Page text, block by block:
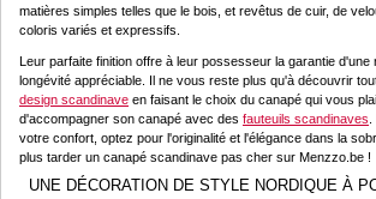
matières simples telles que le bois, et revêtus de cuir, de
coloris variés et expressifs.
Leur parfaite finition offre à leur possesseur la garantie d'une
longévité appréciable. Il ne vous reste plus qu'à découvrir
design scandinave en faisant le choix du canapé qui vous
d'accompagner son canapé avec des fauteuils scandinaves
votre confort, optez pour l'originalité et l'élégance dans la
plus tarder un canapé scandinave pas cher sur Menzzo.be !
UNE DÉCORATION DE STYLE NORDIQUE À